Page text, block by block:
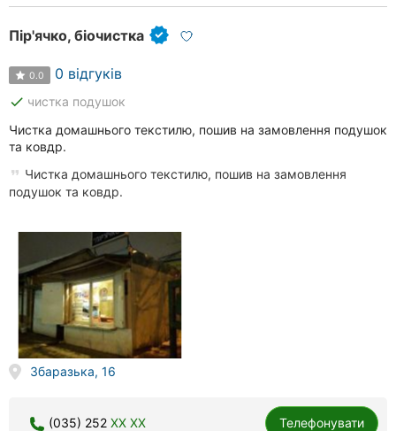
Пір'ячко, біочистка
0.0 0 відгуків
done чистка подушок
Чистка домашнього текстилю, пошив на замовлення подушок
та ковдр.
Чистка домашнього текстилю, пошив на замовлення
подушок та ковдр.
Збаразька, 16
(035) 252 XX XX Телефонувати